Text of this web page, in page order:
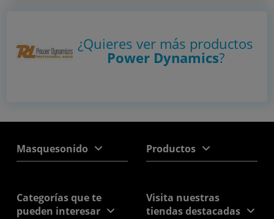
¿Quieres ver más productos
Power Dynamics?
Masquesonido Productos
Categorías que te
pueden interesar
Visita nuestras
tiendas destacadas